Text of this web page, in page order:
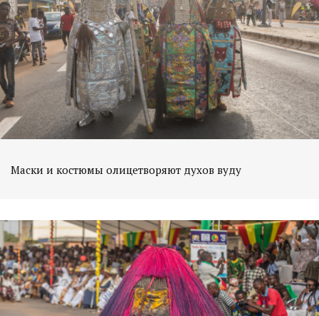
Маски и костюмы олицетворяют духов вуду